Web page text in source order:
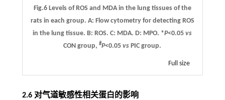
Fig.6 Levels of ROS and MDA in the lung tissues of the
rats in each group. A: Flow cytometry for detecting ROS
in the lung tissue. B: ROS.C: MDA. D: MPO. *P<0.05vs
CON group,#P<0.05vs PIC group.
Full size
2.6 对气道敏感性相关蛋白的影响